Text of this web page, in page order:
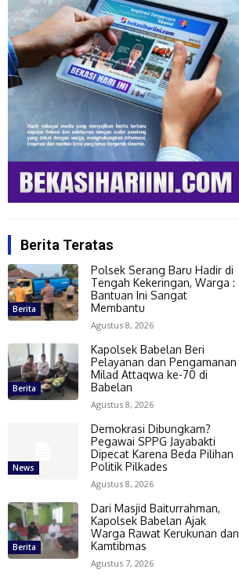
Berita Teratas
Berita
Polsek Serang Baru Hadir di
Tengah Kekeringan, Warga :
Bantuan Ini Sangat
Membantu
Agustus 8, 2026
Berita
Kapolsek Babelan Beri
Pelayanan dan Pengamanan
Milad Attaqwa ke-70 di
Babelan
Agustus 8, 2026
News
Demokrasi Dibungkam?
Pegawai SPPG Jayabakti
Dipecat Karena Beda Pilihan
Politik Pilkades
Agustus 8, 2026
Berita
Dari Masjid Baiturrahman,
Kapolsek Babelan Ajak
Warga Rawat Kerukunan dan
Kamtibmas
Agustus 7, 2026